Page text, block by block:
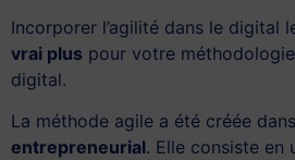
Incorporer l’agilité dans le digital
vrai plus pour votre
digital.
La méthode agile a été créée
entrepreneurial. Elle consiste en